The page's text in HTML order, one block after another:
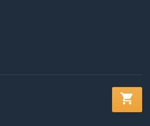
shopping_cart